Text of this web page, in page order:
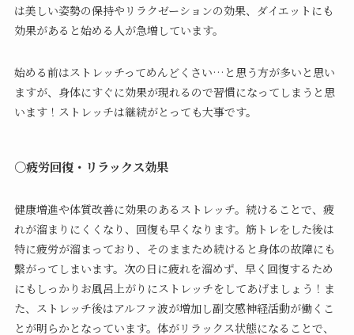
は美しい姿勢の保持やリラクゼーションの効果、ダイエットにも
効果があると始める人が急増しています。
始める前はストレッチってめんどくさい…と思う方が多いと思い
ますが、身体にすぐに効果が現れるので習慣になってしまうと思
います！ストレッチは継続がとっても大事です。
○疲労回復・リラックス効果
健康増進や体質改善に効果のあるストレッチ。続けることで、疲
れが溜まりにくくなり、回復も早くなります。筋トレをした後は
特に疲労が溜まっており、そのままため続けると身体の故障にも
繋がってしまいます。次の日に疲れを溜めず、早く回復するため
にもしっかりお風呂上がりにストレッチをしてあげましょう！ま
た、ストレッチ後はアルファ波が増加し副交感神経活動が働くこ
とが明らかとなっています。体がリラックス状態になることで、